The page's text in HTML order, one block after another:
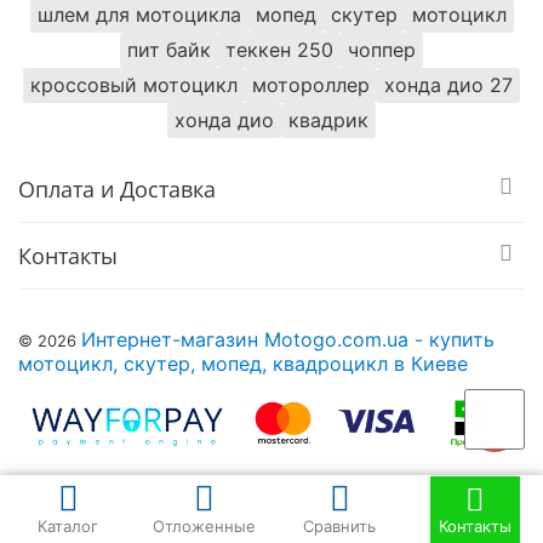
технологий в производстве двигателя,
оптимизированная ходовая часть и обновленный
дизайн делают его привлекательной моделью в
Купить Мотоцикл LIFAN LF200-10S (KPR) (Белый) и
заказать с доставкой можно в таких городах как:
Найти похожие
Мотоциклы Спорт Lifan
шлем для мотоцикла мопед скутер
мотоцикл
пит байк
теккен 250
чоппер
кроссовый мотоцикл
мотороллер
хонда дио 27
хонда дио
квадрик
Оплата и Доставка
Контакты
© 2026 Интернет-магазин Motogo.com.ua - купить
мотоцикл, скутер, мопед, квадроцикл в Киеве
Каталог Отложенные Сравнить Контакты